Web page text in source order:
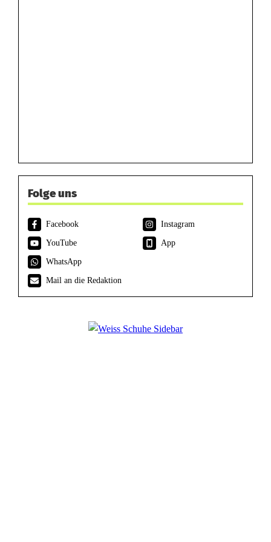
Folge uns
Facebook
Instagram
YouTube
App
WhatsApp
Mail an die Redaktion